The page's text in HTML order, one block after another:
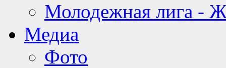
Молодежная лига -
Медиа
Фото